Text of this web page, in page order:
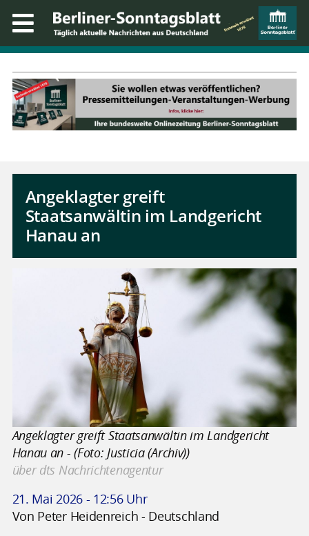
Angeklagter greift
Staatsanwältin im Landgericht
Hanau an
Angeklagter greift Staatsanwältin im Landgericht
Hanau an - (Foto: Justicia (Archiv))
über dts Nachrichtenagentur
21. Mai 2026 - 12:56 Uhr
Von Peter Heidenreich - Deutschland